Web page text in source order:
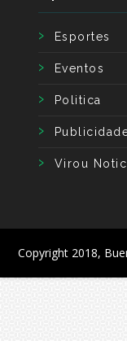
Esportes
Eventos
Politica
Virou
Copyright 2018,